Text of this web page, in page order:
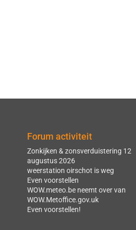
Forum activiteit
Zonkijken & zonsverduistering 12
augustus 2026
weerstation oirschot is weg
Even voorstellen
WOW.meteo.be neemt over van
WOW.Metoffice.gov.uk
Even voorstellen!